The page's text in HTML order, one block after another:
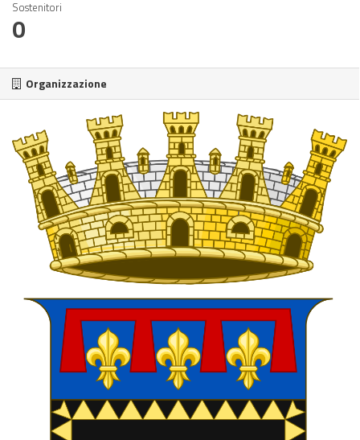
Sostenitori
0
Organizzazione